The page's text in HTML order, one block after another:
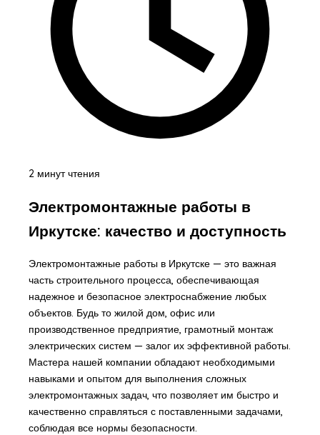
2 минут чтения
Электромонтажные работы в
Иркутске: качество и доступность
Электромонтажные работы в Иркутске — это важная
часть строительного процесса, обеспечивающая
надежное и безопасное электроснабжение любых
объектов. Будь то жилой дом, офис или
производственное предприятие, грамотный монтаж
электрических систем — залог их эффективной работы.
Мастера нашей компании обладают необходимыми
навыками и опытом для выполнения сложных
электромонтажных задач, что позволяет им быстро и
качественно справляться с поставленными задачами,
соблюдая все нормы безопасности.